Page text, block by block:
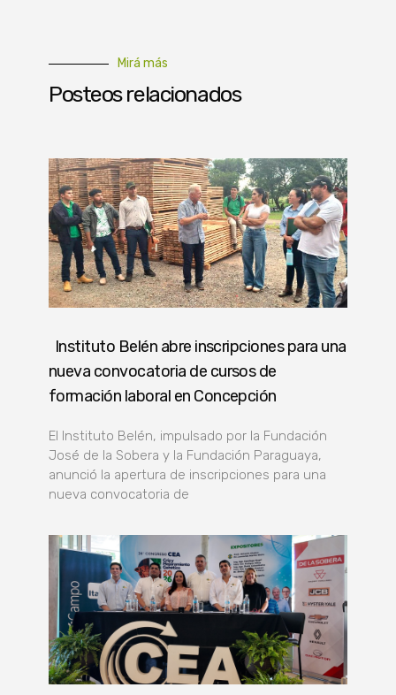
Mirá más
Posteos relacionados
Instituto Belén abre inscripciones para una
nueva convocatoria de cursos de
formación laboral en Concepción
El Instituto Belén, impulsado por la Fundación
José de la Sobera y la Fundación Paraguaya,
anunció la apertura de inscripciones para una
nueva convocatoria de